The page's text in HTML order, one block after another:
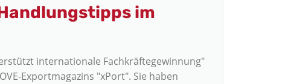
im
internationale Fachkräftegewinnung"
Exportmagazins "xPort". Sie haben